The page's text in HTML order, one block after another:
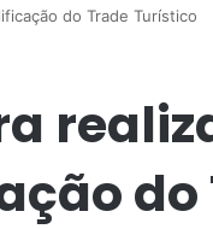
do Trade Turístico
do